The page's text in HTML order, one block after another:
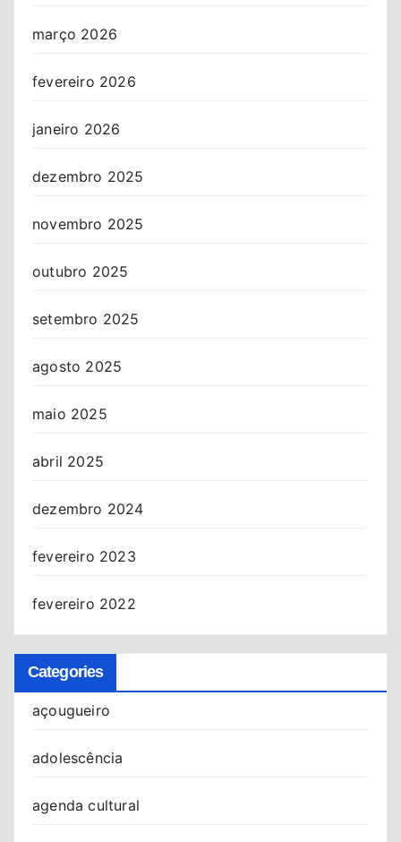
março 2026
fevereiro 2026
janeiro 2026
dezembro 2025
novembro 2025
outubro 2025
setembro 2025
agosto 2025
maio 2025
abril 2025
dezembro 2024
fevereiro 2023
fevereiro 2022
Categories
açougueiro
adolescência
agenda cultural